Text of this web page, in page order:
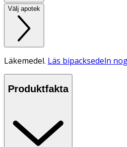
Välj apotek
Läkemedel. Läs bipacksedeln
Produktfakta